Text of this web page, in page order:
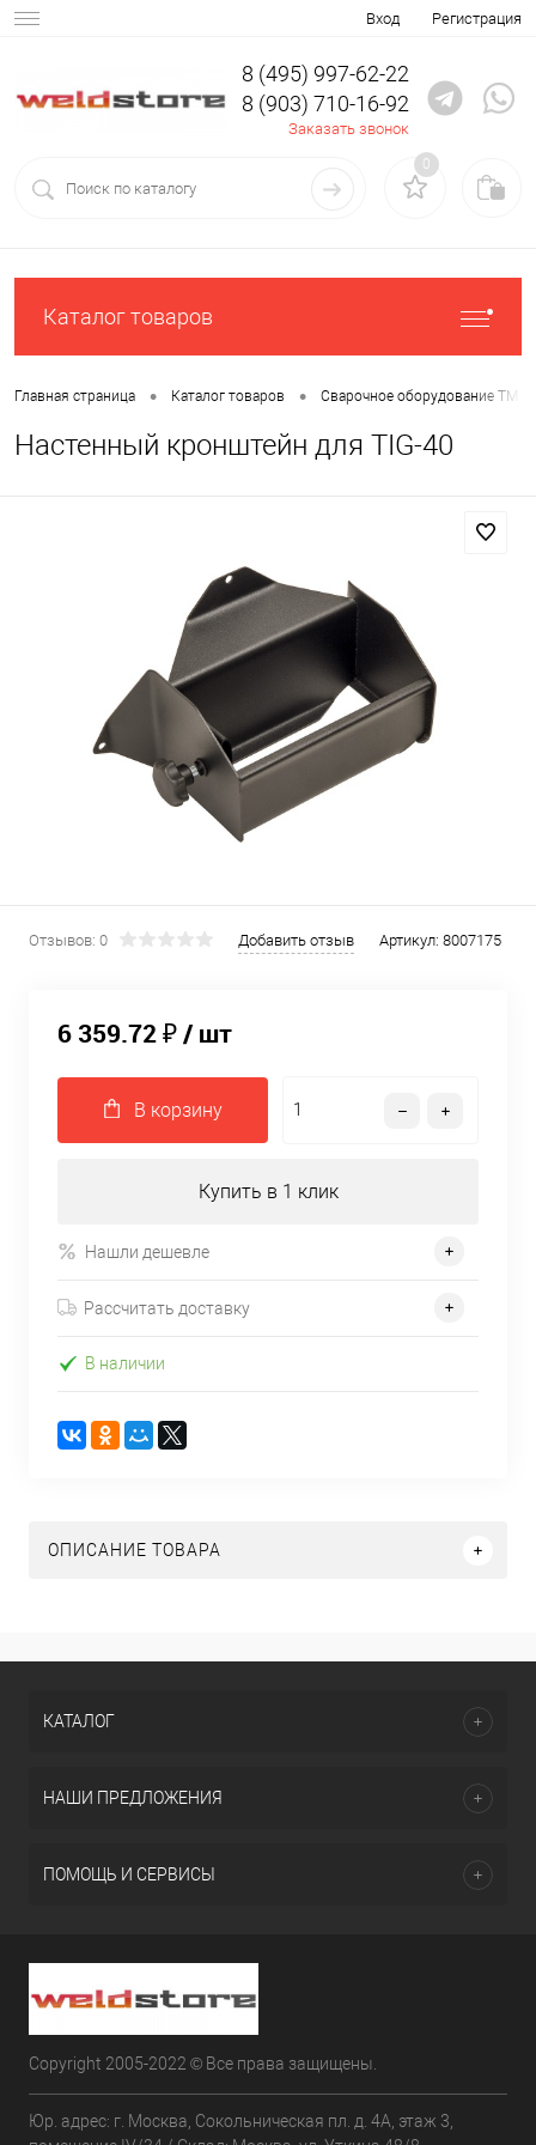
Вход Регистрация
8 (495) 997-62-22
8 (903) 710-16-92
Заказать звонок
0
Каталог товаров
Главная страница • Каталог товаров • Сварочное оборудование ТМ
Настенный кронштейн для TIG-40
Отзывов: 0 Добавить отзыв Артикул: 8007175
6 359.72 ₽/ шт
В корзину
Купить в 1 клик
Нашли дешевле
Рассчитать доставку
В наличии
ОПИСАНИЕ ТОВАРА
КАТАЛОГ
НАШИ ПРЕДЛОЖЕНИЯ
ПОМОЩЬ И СЕРВИСЫ
Copyright 2005-2022 © Все права защищены.
Юр. адрес: г. Москва, Сокольническая пл. д. 4А, этаж 3,